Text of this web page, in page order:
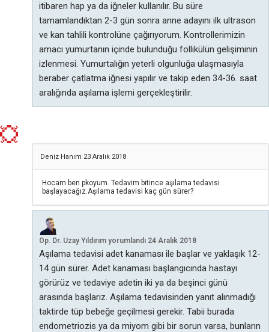
itibaren hap ya da iğneler kullanılır. Bu süre
tamamlandıktan 2-3 gün sonra anne adayını ilk ultrason
ve kan tahlili kontrolüne çağırıyorum. Kontrollerimizin
amacı yumurtanın içinde bulunduğu follikülün gelişiminin
izlenmesi. Yumurtalığın yeterli olgunluğa ulaşmasıyla
beraber çatlatma iğnesi yapılır ve takip eden 34-36. saat
aralığında aşılama işlemi gerçekleştirilir.
Deniz Hanım 23 Aralık 2018
Hocam ben pkoyum. Tedavim bitince aşılama tedavisi
başlayacağız.Aşılama tedavisi kaç gün sürer?
Op. Dr. Uzay Yıldırım yorumlandı 24 Aralık 2018
Aşılama tedavisi adet kanaması ile başlar ve yaklaşık 12-
14 gün sürer. Adet kanaması başlangıcında hastayı
görürüz ve tedaviye adetin iki ya da beşinci günü
arasında başlarız. Aşılama tedavisinden yanıt alınmadığı
taktirde tüp bebeğe geçilmesi gerekir. Tabii burada
endometriozis ya da miyom gibi bir sorun varsa, bunların